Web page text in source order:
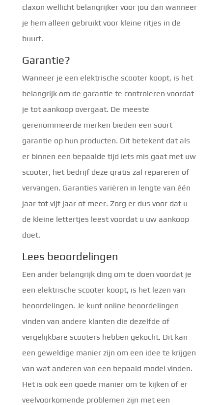
claxon wellicht belangrijker voor jou dan wanneer
je hem alleen gebruikt voor kleine ritjes in de
buurt.
Garantie?
Wanneer je een elektrische scooter koopt, is het
belangrijk om de garantie te controleren voordat
je tot aankoop overgaat. De meeste
gerenommeerde merken bieden een soort
garantie op hun producten. Dit betekent dat als
er binnen een bepaalde tijd iets mis gaat met uw
scooter, het bedrijf deze gratis zal repareren of
vervangen. Garanties variëren in lengte van één
jaar tot vijf jaar of meer. Zorg er dus voor dat u
de kleine lettertjes leest voordat u uw aankoop
doet.
Lees beoordelingen
Een ander belangrijk ding om te doen voordat je
een elektrische scooter koopt, is het lezen van
beoordelingen. Je kunt online beoordelingen
vinden van andere klanten die dezelfde of
vergelijkbare scooters hebben gekocht. Dit kan
een geweldige manier zijn om een ​​idee te krijgen
van wat anderen van een bepaald model vinden.
Het is ook een goede manier om te kijken of er
veelvoorkomende problemen zijn met een